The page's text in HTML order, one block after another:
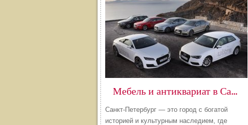
Мебель и антиквариат в Санкт-Петербурге
Санкт-Петербург — это город с богатой
историей и культурным наследием, где